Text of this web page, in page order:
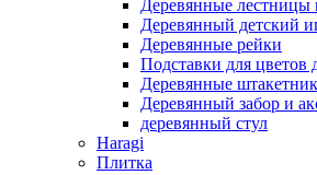
Деревянные лестницы
Деревянный детский
Деревянные рейки
Подставки для цветов
Деревянные
Деревянный забор и
деревянный стул
Haragi
Плитка